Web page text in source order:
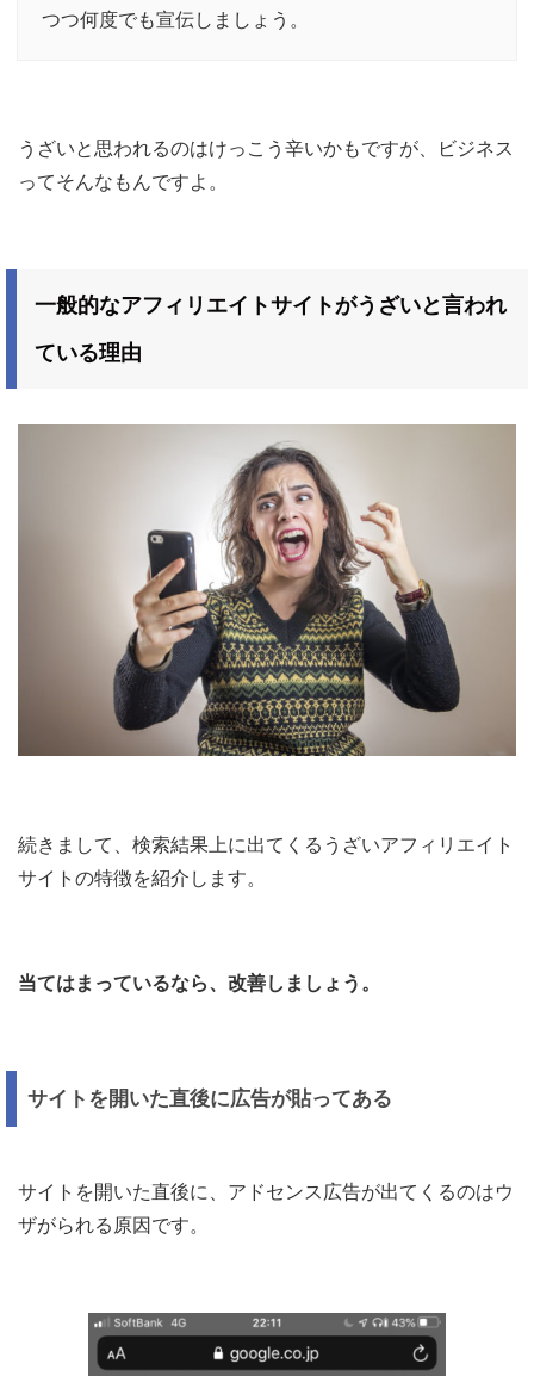
つつ何度でも宣伝しましょう。
うざいと思われるのはけっこう辛いかもですが、ビジネス
ってそんなもんですよ。
一般的なアフィリエイトサイトがうざいと言われ
ている理由
続きまして、検索結果上に出てくるうざいアフィリエイト
サイトの特徴を紹介します。
当てはまっているなら、改善しましょう。
サイトを開いた直後に広告が貼ってある
サイトを開いた直後に、アドセンス広告が出てくるのはウ
ザがられる原因です。